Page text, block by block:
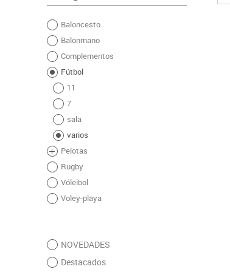
Baloncesto
Balonmano
Complementos
Fútbol
11
7
sala
varios
Pelotas
Rugby
Vóleibol
Voley-playa
NOVEDADES
Destacados